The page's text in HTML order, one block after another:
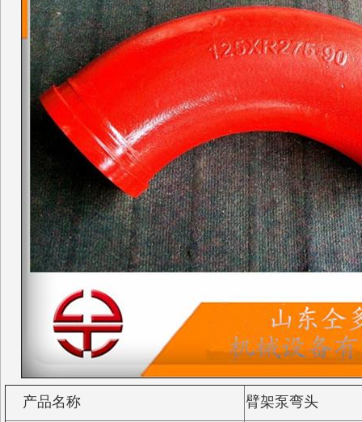
山东华建泵管厂专业生
产品名称
臂架泵弯头